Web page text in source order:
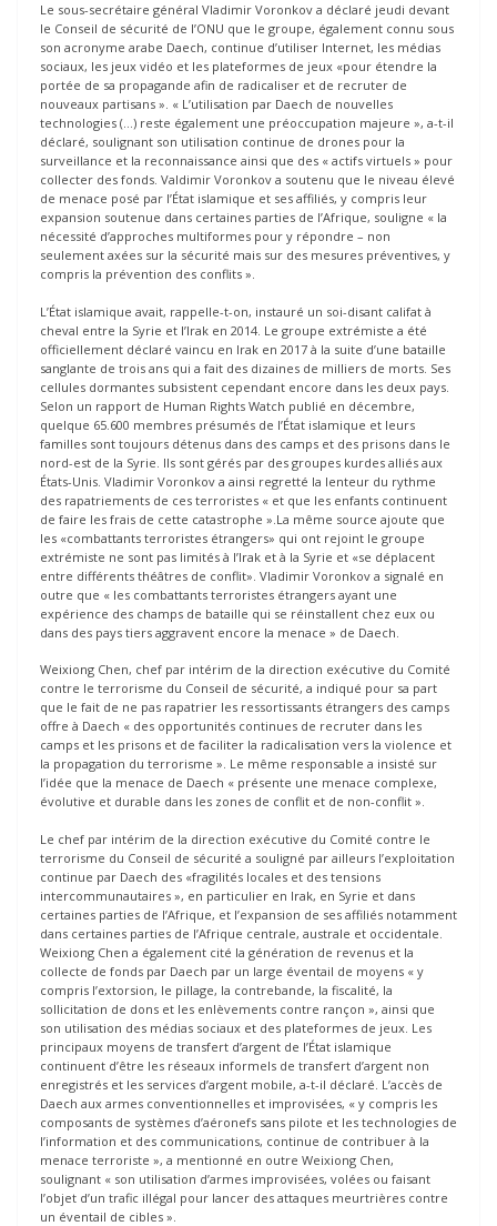
Le sous-secrétaire général Vladimir Voronkov a déclaré jeudi devant
le Conseil de sécurité de l’ONU que le groupe, également connu sous
son acronyme arabe Daech, continue d’utiliser Internet, les médias
sociaux, les jeux vidéo et les plateformes de jeux «pour étendre la
portée de sa propagande afin de radicaliser et de recruter de
nouveaux partisans ». « L’utilisation par Daech de nouvelles
technologies (…) reste également une préoccupation majeure », a-t-il
déclaré, soulignant son utilisation continue de drones pour la
surveillance et la reconnaissance ainsi que des « actifs virtuels » pour
collecter des fonds. Valdimir Voronkov a soutenu que le niveau élevé
de menace posé par l’État islamique et ses affiliés, y compris leur
expansion soutenue dans certaines parties de l’Afrique, souligne « la
nécessité d’approches multiformes pour y répondre – non
seulement axées sur la sécurité mais sur des mesures préventives, y
compris la prévention des conflits ».
L’État islamique avait, rappelle-t-on, instauré un soi-disant califat à
cheval entre la Syrie et l’Irak en 2014. Le groupe extrémiste a été
officiellement déclaré vaincu en Irak en 2017 à la suite d’une bataille
sanglante de trois ans qui a fait des dizaines de milliers de morts. Ses
cellules dormantes subsistent cependant encore dans les deux pays.
Selon un rapport de Human Rights Watch publié en décembre,
quelque 65.600 membres présumés de l’État islamique et leurs
familles sont toujours détenus dans des camps et des prisons dans le
nord-est de la Syrie. Ils sont gérés par des groupes kurdes alliés aux
États-Unis. Vladimir Voronkov a ainsi regretté la lenteur du rythme
des rapatriements de ces terroristes « et que les enfants continuent
de faire les frais de cette catastrophe ».La même source ajoute que
les «combattants terroristes étrangers» qui ont rejoint le groupe
extrémiste ne sont pas limités à l’Irak et à la Syrie et «se déplacent
entre différents théâtres de conflit». Vladimir Voronkov a signalé en
outre que « les combattants terroristes étrangers ayant une
expérience des champs de bataille qui se réinstallent chez eux ou
dans des pays tiers aggravent encore la menace » de Daech.
Weixiong Chen, chef par intérim de la direction exécutive du Comité
contre le terrorisme du Conseil de sécurité, a indiqué pour sa part
que le fait de ne pas rapatrier les ressortissants étrangers des camps
offre à Daech « des opportunités continues de recruter dans les
camps et les prisons et de faciliter la radicalisation vers la violence et
la propagation du terrorisme ». Le même responsable a insisté sur
l’idée que la menace de Daech « présente une menace complexe,
évolutive et durable dans les zones de conflit et de non-conflit ».
Le chef par intérim de la direction exécutive du Comité contre le
terrorisme du Conseil de sécurité a souligné par ailleurs l’exploitation
continue par Daech des «fragilités locales et des tensions
intercommunautaires », en particulier en Irak, en Syrie et dans
certaines parties de l’Afrique, et l’expansion de ses affiliés notamment
dans certaines parties de l’Afrique centrale, australe et occidentale.
Weixiong Chen a également cité la génération de revenus et la
collecte de fonds par Daech par un large éventail de moyens « y
compris l’extorsion, le pillage, la contrebande, la fiscalité, la
sollicitation de dons et les enlèvements contre rançon », ainsi que
son utilisation des médias sociaux et des plateformes de jeux. Les
principaux moyens de transfert d’argent de l’État islamique
continuent d’être les réseaux informels de transfert d’argent non
enregistrés et les services d’argent mobile, a-t-il déclaré. L’accès de
Daech aux armes conventionnelles et improvisées, « y compris les
composants de systèmes d’aéronefs sans pilote et les technologies de
l’information et des communications, continue de contribuer à la
menace terroriste », a mentionné en outre Weixiong Chen,
soulignant « son utilisation d’armes improvisées, volées ou faisant
l’objet d’un trafic illégal pour lancer des attaques meurtrières contre
un éventail de cibles ».